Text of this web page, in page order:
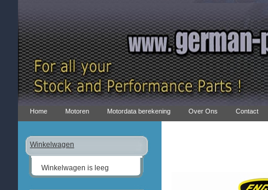
Home Motoren Motordata berekening Over Ons Contact
Winkelwagen
Winkelwagen is leeg